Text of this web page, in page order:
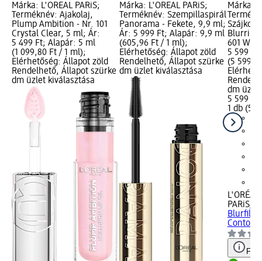
Márka: L'ORÉAL PARiS;
Terméknév: Ajakolaj,
Plump Ambition - Nr. 101
Crystal Clear, 5 ml; Ár:
5 499 Ft; Alapár: 5 ml
(1 099,80 Ft / 1 ml);
Elérhetőség: Állapot zöld
Rendelhető, Állapot szürke
dm üzlet kiválasztása
Márka: L'ORÉAL PARiS;
Terméknév: Szempillaspirál
Panorama - Fekete, 9,9 ml;
Ár: 5 999 Ft; Alapár: 9,9 ml
(605,96 Ft / 1 ml);
Elérhetőség: Állapot zöld
Rendelhető, Állapot szürke
dm üzlet kiválasztása
Márka:
Blurring
601
5 599
(5
dm
5 599 Ft
1 db (5
L'ORÉAL
PARiS